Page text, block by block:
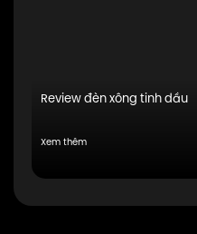
Review đèn xông tinh dầu
Xem thêm